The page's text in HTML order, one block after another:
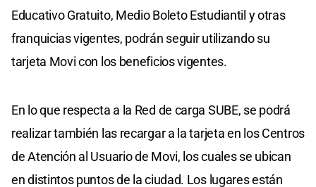
Educativo Gratuito, Medio Boleto Estudiantil y otras
franquicias vigentes, podrán seguir utilizando su
tarjeta Movi con los beneficios vigentes.
En lo que respecta a la Red de carga SUBE, se podrá
realizar también las recargar a la tarjeta en los Centros
de Atención al Usuario de Movi, los cuales se ubican
en distintos puntos de la ciudad. Los lugares están